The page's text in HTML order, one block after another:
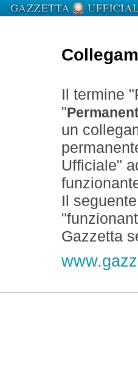
Il termine
"
un
Ufficiale"
Il
Gazzetta